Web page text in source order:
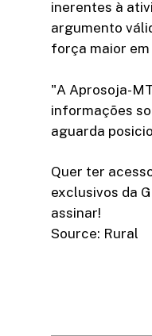
inerentes à
argumento
força maior
"A Aprosoja-
informações
aguarda
Quer ter
exclusivos da
assinar!​
Source: Rural